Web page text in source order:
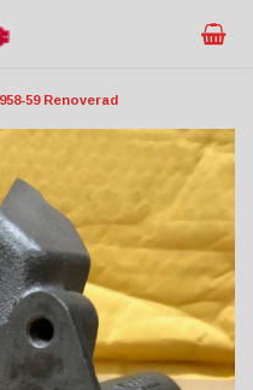
59 Renoverad